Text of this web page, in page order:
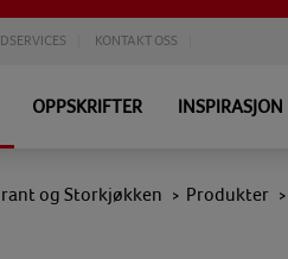
KONTAKT OSS
OPPSKRIFTER INSPIRASJON
og Storkjøkken > Produkter >